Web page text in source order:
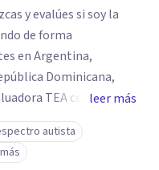
y evalúes si soy la
de forma
en Argentina,
Dominicana,
TEA certificada
especialización en
para el
personas con TEA.
leer más
autista